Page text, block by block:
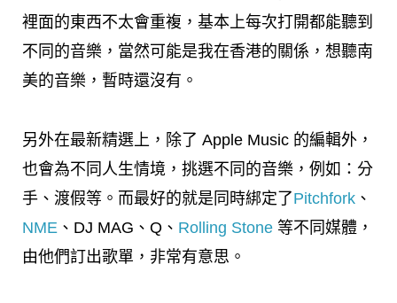
裡面的東西不太會重複，基本上每次打開都能聽到
不同的音樂，當然可能是我在香港的關係，想聽南
美的音樂，暫時還沒有。
另外在最新精選上，除了 Apple Music 的編輯外，
也會為不同人生情境，挑選不同的音樂，例如：分
手、渡假等。而最好的就是同時綁定了Pitchfork 、
NME 、DJ MAG、Q、 Rolling Stone 等不同媒體，
由他們訂出歌單，非常有意思。